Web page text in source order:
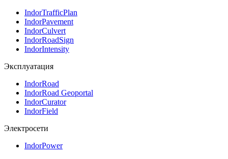
IndorTrafficPlan
IndorPavement
IndorCulvert
IndorRoadSign
IndorIntensity
Эксплуатация
IndorRoad
IndorRoad Geoportal
IndorCurator
IndorField
Электросети
IndorPower